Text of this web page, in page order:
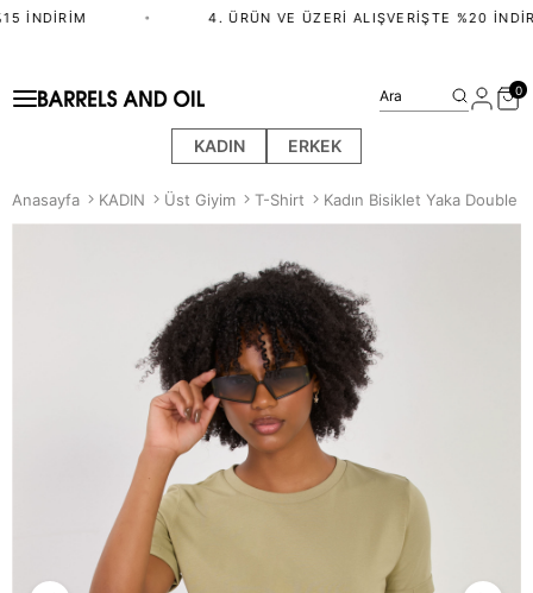
İNDIRIM 4. ÜRÜN VE ÜZERI ALIŞVERIŞTE %20
KADIN ERKEK
Ara 0
Anasayfa KADIN Üst Giyim T-Shirt Kadın Bisiklet Yaka Double